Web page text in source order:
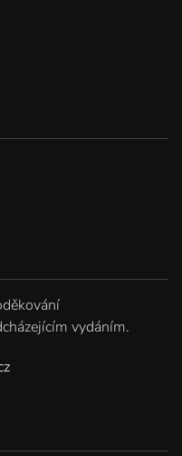
vydáním.